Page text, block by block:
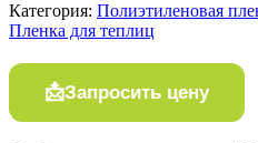
Категория: Полиэтиленовая
Пленка для теплиц
Запросить цену